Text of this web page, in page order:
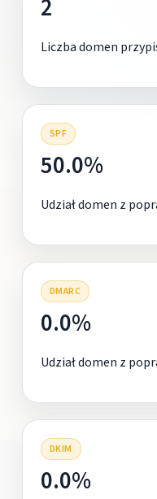
2
Liczba domen
SPF
50.0%
Udział domen z
DMARC
0.0%
Udział domen z
DKIM
0.0%